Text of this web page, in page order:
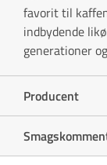
favorit til
indbydende
generationer
Producent